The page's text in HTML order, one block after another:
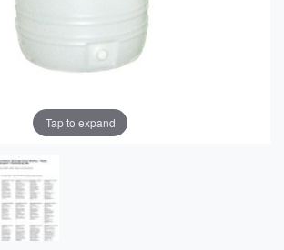
Tap to expand